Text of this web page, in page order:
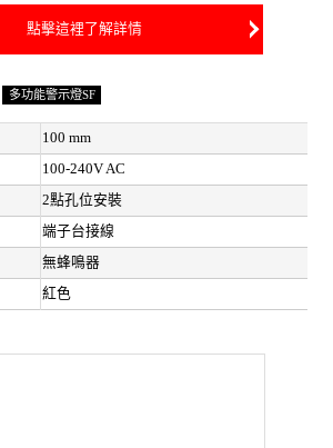
點擊這裡了解詳情
多功能警示燈SF
100 mm
100-240V AC
2點孔位安裝
端子台接線
無蜂鳴器
紅色